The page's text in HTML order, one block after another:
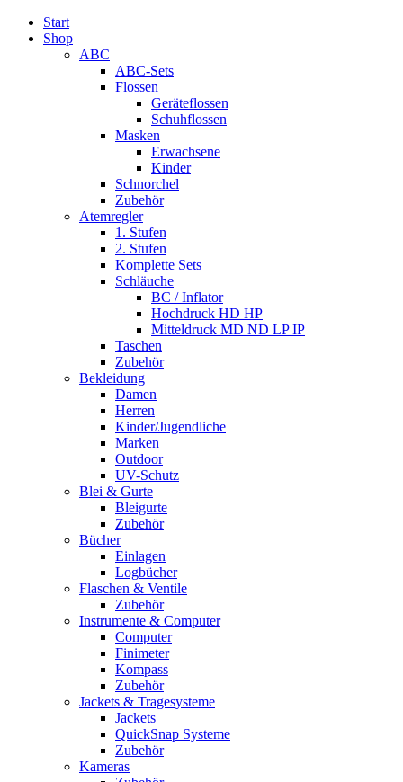
Start
Shop
ABC
ABC-Sets
Flossen
Geräteflossen
Schuhflossen
Masken
Erwachsene
Kinder
Schnorchel
Zubehör
Atemregler
1. Stufen
2. Stufen
Komplette Sets
Schläuche
BC / Inflator
Hochdruck HD HP
Mitteldruck MD ND LP IP
Taschen
Zubehör
Bekleidung
Damen
Herren
Kinder/Jugendliche
Marken
Outdoor
UV-Schutz
Blei & Gurte
Bleigurte
Zubehör
Bücher
Einlagen
Logbücher
Flaschen & Ventile
Zubehör
Instrumente & Computer
Computer
Finimeter
Kompass
Zubehör
Jackets & Tragesysteme
Jackets
QuickSnap Systeme
Zubehör
Kameras